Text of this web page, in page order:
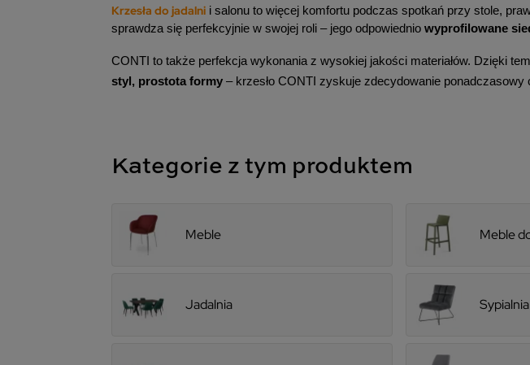
Krzesła do jadalni i salonu to więcej komfortu podczas spotkań przy stole,
sprawdza się perfekcyjnie w swojej roli – jego odpowiednio wyprofilowane
CONTI to także perfekcja wykonania z wysokiej jakości materiałów. Dzięki
styl, prostota formy – krzesło CONTI zyskuje zdecydowanie
Kategorie z tym produktem
Meble Meble
Jadalnia Sypialnia